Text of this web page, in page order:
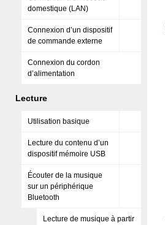
domestique (LAN)
Connexion d’un dispositif
de commande externe
Connexion du cordon
d’alimentation
Lecture
Utilisation basique
Lecture du contenu d’un
dispositif mémoire USB
Écouter de la musique
sur un périphérique
Bluetooth
Lecture de musique à partir